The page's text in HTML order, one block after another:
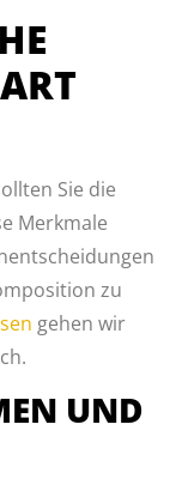
Sie die
Merkmale
zu
gehen wir
UND